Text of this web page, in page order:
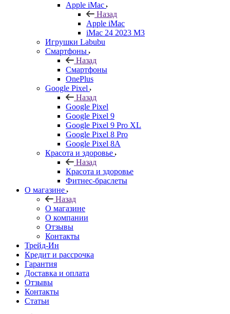
Apple iMac
Назад
Apple iMac
iMac 24 2023 M3
Игрушки Labubu
Смартфоны
Назад
Смартфоны
OnePlus
Google Pixel
Назад
Google Pixel
Google Pixel 9
Google Pixel 9 Pro XL
Google Pixel 8 Pro
Google Pixel 8A
Красота и здоровье
Назад
Красота и здоровье
Фитнес-браслеты
О магазине
Назад
О магазине
О компании
Отзывы
Контакты
Трейд-Ин
Кредит и рассрочка
Гарантия
Доставка и оплата
Отзывы
Контакты
Статьи